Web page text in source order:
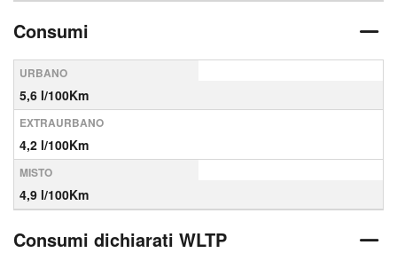
Consumi
URBANO
5,6 l/100Km
EXTRAURBANO
4,2 l/100Km
MISTO
4,9 l/100Km
Consumi dichiarati WLTP